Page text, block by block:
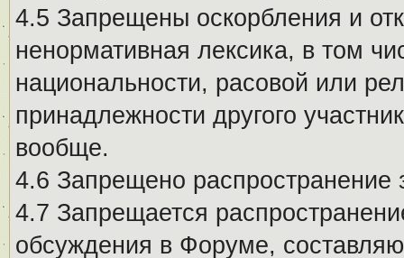
4.5 Запрещены оскорбления и
ненормативная лексика, в том
национальности, расовой или
принадлежности другого
вообще.
4.6 Запрещено
4.7 Запрещается
обсуждения в Форуме,